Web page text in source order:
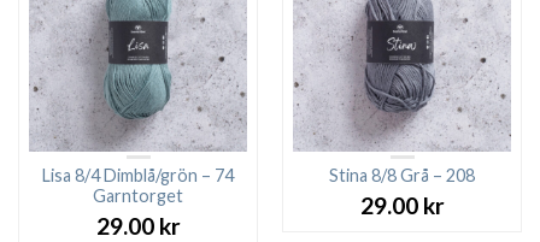
Lisa 8/4 Dimblå/grön – 74
Garntorget
29.00 kr
Stina 8/8 Grå – 208
29.00 kr